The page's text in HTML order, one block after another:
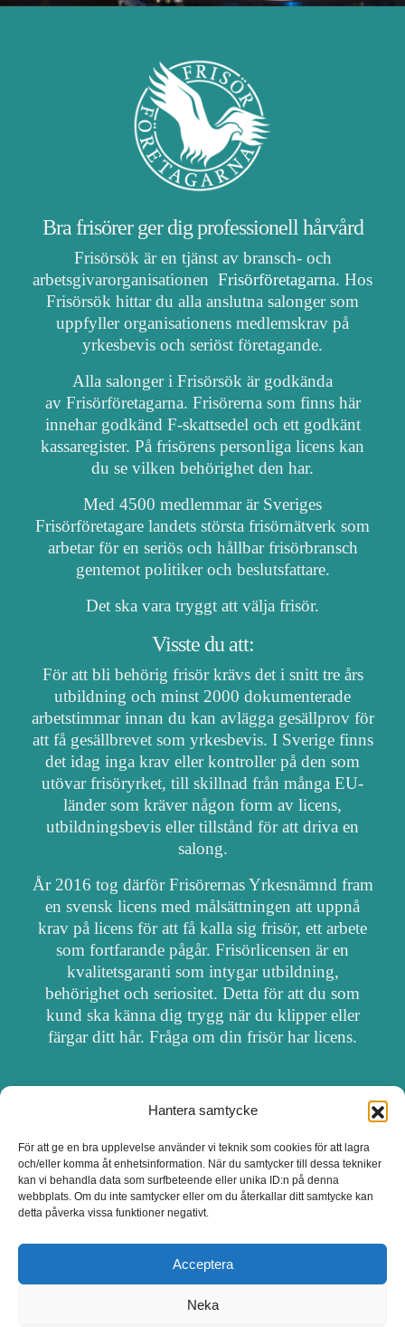
Hantera samtycke
För att ge en bra upplevelse använder vi teknik som cookies för att lagra
och/eller komma åt enhetsinformation. När du samtycker till dessa tekniker
kan vi behandla data som surfbeteende eller unika ID:n på denna
webbplats. Om du inte samtycker eller om du återkallar ditt samtycke kan
detta påverka vissa funktioner negativt.
Acceptera
Neka
Bra frisörer ger dig professionell hårvård
Frisörsök är en tjänst av bransch- och
arbetsgivarorganisationen Frisörföretagarna. Hos
Frisörsök hittar du alla anslutna salonger som
uppfyller organisationens medlemskrav på
yrkesbevis och seriöst företagande.
Alla salonger i Frisörsök är godkända
av Frisörföretagarna. Frisörerna som finns här
innehar godkänd F-skattsedel och ett godkänt
kassaregister. På frisörens personliga licens kan
du se vilken behörighet den har.
Med 4500 medlemmar är Sveriges
Frisörföretagare landets största frisörnätverk som
arbetar för en seriös och hållbar frisörbransch
gentemot politiker och beslutsfattare.
Det ska vara tryggt att välja frisör.
Visste du att:
För att bli behörig frisör krävs det i snitt tre års
utbildning och minst 2000 dokumenterade
arbetstimmar innan du kan avlägga gesällprov för
att få gesällbrevet som yrkesbevis. I Sverige finns
det idag inga krav eller kontroller på den som
utövar frisöryrket, till skillnad från många EU-
länder som kräver någon form av licens,
utbildningsbevis eller tillstånd för att driva en
salong.
År 2016 tog därför Frisörernas Yrkesnämnd fram
en svensk licens med målsättningen att uppnå
krav på licens för att få kalla sig frisör, ett arbete
som fortfarande pågår. Frisörlicensen är en
kvalitetsgaranti som intygar utbildning,
behörighet och seriositet. Detta för att du som
kund ska känna dig trygg när du klipper eller
färgar ditt hår. Fråga om din frisör har licens.
OM FRISÖRSÖK
UPPDATERA SALONG